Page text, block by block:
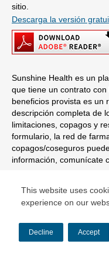
This website uses
experience on our
Decline Accept
sitio.
Descarga la versión
Sunshine Health es un
que tiene un contrato
beneficios provista es un
descripción completa de
limitaciones, copagos y
formulario, la red de
copagos/coseguros
información, comunícate
© Copyright 2026